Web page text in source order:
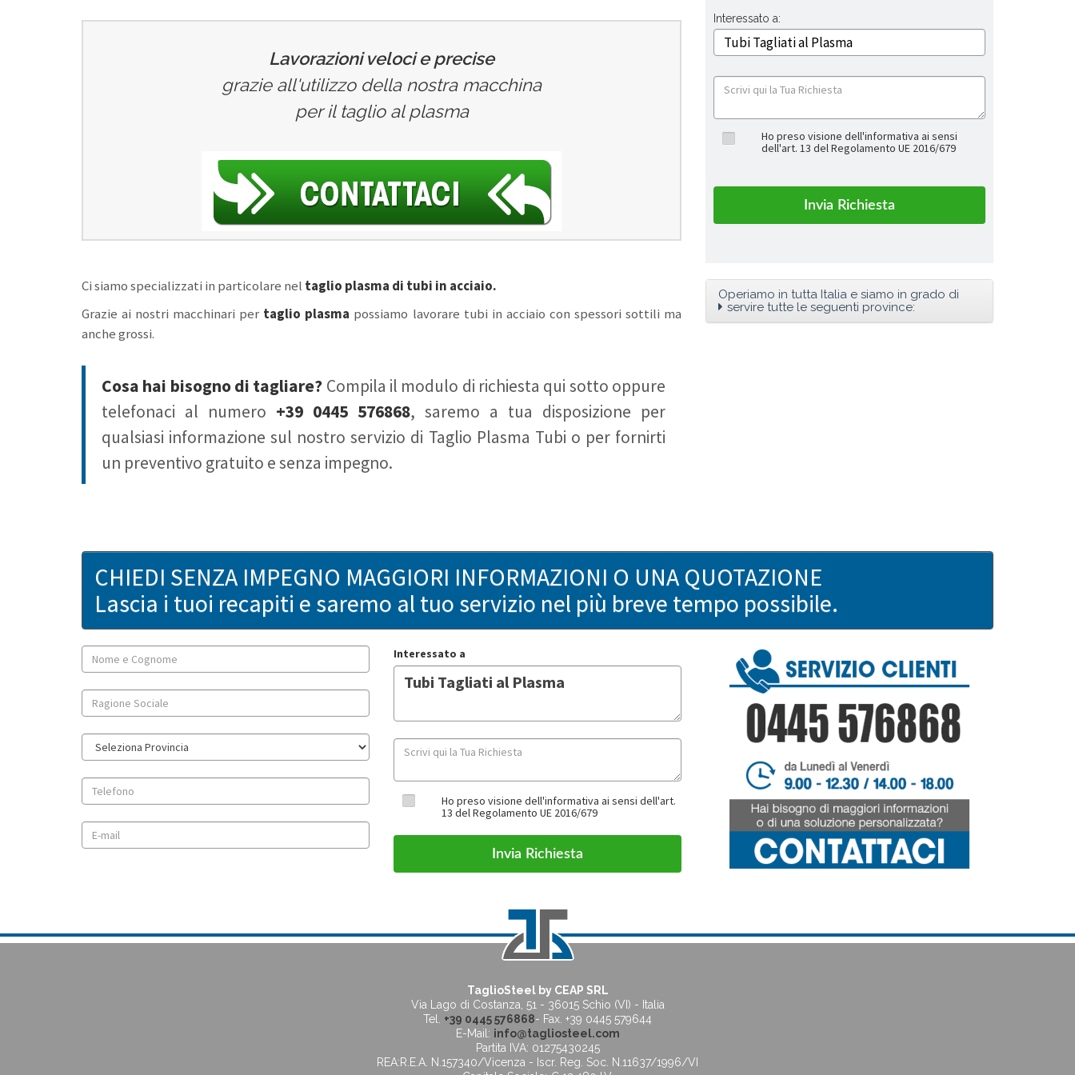
Lavorazioni veloci e precise
grazie all'utilizzo della nostra macchina
per il taglio al plasma
Ci siamo specializzati in particolare nel taglio plasma di tubi in acciaio.
Grazie ai nostri macchinari per taglio plasma possiamo lavorare tubi in acciaio con spessori sottili ma
anche grossi.
Cosa hai bisogno di tagliare? Compila il modulo di richiesta qui sotto oppure
telefonaci al numero +39 0445 576868, saremo a tua disposizione per
qualsiasi informazione sul nostro servizio di Taglio Plasma Tubi o per fornirti
un preventivo gratuito e senza impegno.
Interessato a:
Ho preso visione dell'informativa ai sensi
dell'art. 13 del Regolamento UE 2016/679
Operiamo in tutta Italia e siamo in grado di
servire tutte le seguenti province:
CHIEDI SENZA IMPEGNO MAGGIORI INFORMAZIONI O UNA QUOTAZIONE
Lascia i tuoi recapiti e saremo al tuo servizio nel più breve tempo possibile.
Interessato a
Ho preso visione dell'informativa ai sensi dell'art.
13 del Regolamento UE 2016/679
TaglioSteel by CEAP SRL
Via Lago di Costanza, 51 - 36015 Schio (VI) - Italia
Tel. +39 0445 576868- Fax. +39 0445 579644
E-Mail: info@tagliosteel.com
Partita IVA: 01275430245
REA:R.E.A. N.157340/Vicenza - Iscr. Reg. Soc. N.11637/1996/VI